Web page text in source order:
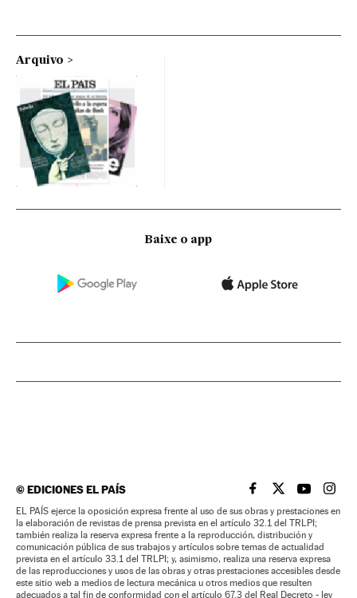
Arquivo
Baixe o app
©EDICIONES EL PAÍS EL PAÍS BRASIL EN
EL PAÍSEL PAÍS
EL
EL PAÍS ejerce la oposición expresa frente al uso de sus obras y prestaciones en
la elaboración de revistas de prensa prevista en el artículo 32.1 del TRLPI;
también realiza la reserva expresa frente a la reproducción, distribución y
comunicación pública de sus trabajos y artículos sobre temas de actualidad
prevista en el artículo 33.1 del TRLPI; y, asimismo, realiza una reserva expresa
de las reproducciones y usos de las obras y otras prestaciones accesibles desde
este sitio web a medios de lectura mecánica u otros medios que resulten
adecuados a tal fin de conformidad con el artículo 67.3 del Real Decreto - ley